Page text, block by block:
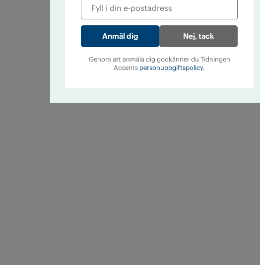
Nej, tack
Genom att anmäla dig godkänner du Tidningen
Accents personuppgiftspolicy.